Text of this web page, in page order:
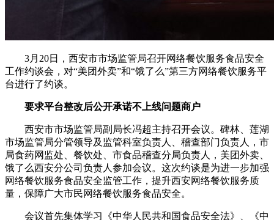
3月20日，西安市市场监管局召开网络餐饮服务食品安全
工作约谈会，对“美团外卖”和“饿了么”第三方网络餐饮服务平
台进行了约谈。
要求平台整改后公开承诺不上线问题商户
西安市市场监管局副局长冯超主持召开会议。碑林、莲湖
市场监管局分管领导及监管科室负责人、稽查部门负责人，市
局食药网监处、餐饮处、市食品稽查分局负责人，美团外卖、
饿了么西安分公司负责人参加会议。这次约谈是为进一步加强
网络餐饮服务食品安全监管工作，提升西安网络餐饮服务质
量，保障广大市民网络餐饮服务食品安全。
会议首先集体学习《中华人民共和国食品安全法》、《中